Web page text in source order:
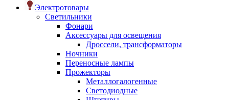
Электротовары
Светильники
Фонари
Аксессуары для освещения
Дроссели, трансформаторы
Ночники
Переносные лампы
Прожекторы
Металлогалогенные
Светодиодные